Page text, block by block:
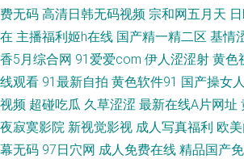
费无码 高清日韩无码视频 宗和网五月天
在 主播福利姬h在线 国产精一精二区 基情
香5月综合网 91爱爱com 伊人涩涩射 黄色
线观看 91最新自拍 黄色软件91 国产操女人
视频 超碰吃瓜 久草涩涩 最新在线A片网址
夜寂寞影院 新视觉影视 成人写真福利 欧
幕无码 97日穴网 成人免费在线 精品国产